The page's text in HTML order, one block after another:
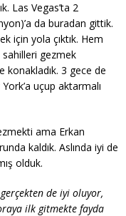
Las Vegas’ta 2
da buradan gittik.
için yola çıktık. Hem
gezmek
konakladık. 3 gece de
uçup aktarmalı
ama Erkan
kaldık. Aslında iyi de
olduk.
de iyi oluyor,
ilk gitmekte fayda